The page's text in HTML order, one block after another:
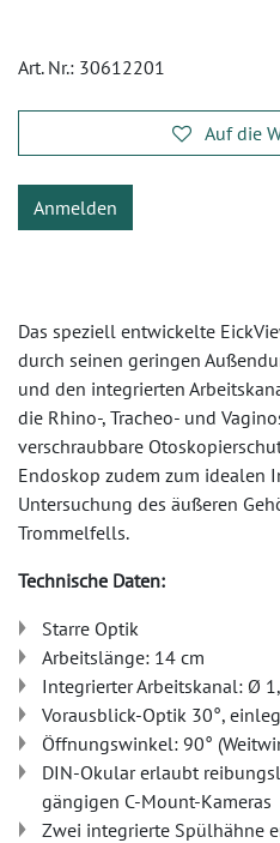
Art. Nr.: 30612201
Auf die
Anmelden
Das speziell entwickelte
durch seinen geringen
und den integrierten
die Rhino-, Tracheo- und
verschraubbare
Endoskop zudem zum idealen
Untersuchung des äußeren
Trommelfells.
Technische Daten:
Starre Optik
Arbeitslänge: 14 cm
Integrierter Arbeitskanal: Ø
Vorausblick-Optik 30°,
Öffnungswinkel: 90°
DIN-Okular erlaubt
gängigen C-Mount-Kameras
Zwei integrierte Spülhähne